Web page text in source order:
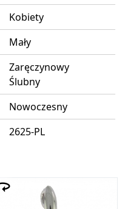
Kobiety
Mały
Zaręczynowy
Ślubny
Nowoczesny
2625-PL